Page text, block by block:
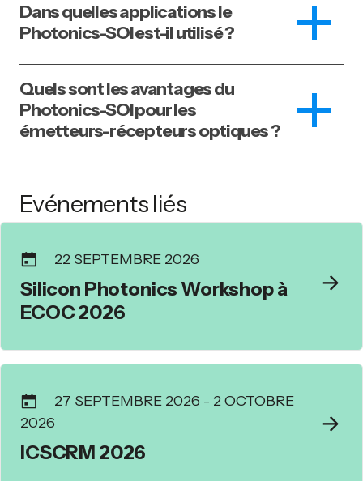
Dans quelles applications le
Photonics-SOI est-il utilisé ?
Quels sont les avantages du
Photonics-SOI pour les
émetteurs-récepteurs optiques ?
Evénements liés
22 SEPTEMBRE 2026
Silicon Photonics Workshop à
ECOC 2026
27 SEPTEMBRE 2026 - 2 OCTOBRE
2026
ICSCRM 2026